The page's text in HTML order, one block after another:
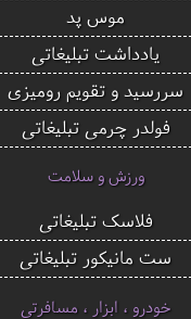
موس پد
یادداشت تبلیغاتی
سررسید و تقویم رومیزی
فولدر چرمی تبلیغاتی
ورزش و سلامت
فلاسک تبلیغاتی
ست مانیکور تبلیغاتی
خودرو ، ابزار ، مسافرتی